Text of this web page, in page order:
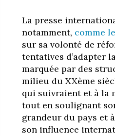
La presse
notamment, comme
sur sa volonté de
tentatives d’adapter
marquée par des
milieu du XXème
qui suivraient et à la
tout en soulignant
grandeur du pays et
son influence